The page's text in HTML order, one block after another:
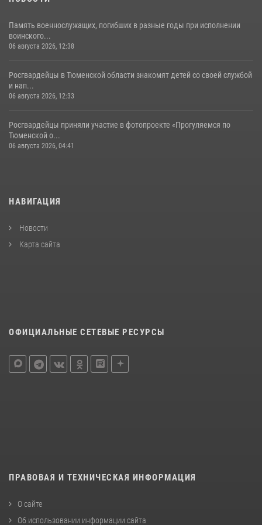
Память военнослужащих, погибших в разные годы при исполнении
воинского...
06 августа 2026, 12:38
Росгвардейцы в Тюменской области знакомят детей со своей службой
и нап...
06 августа 2026, 12:33
Росгвардейцы приняли участие в фотопроекте «Прогуляемся по
Тюменской о...
06 августа 2026, 04:41
НАВИГАЦИЯ
Новости
Карта сайта
ОФИЦИАЛЬНЫЕ СЕТЕВЫЕ РЕСУРСЫ
ПРАВОВАЯ И ТЕХНИЧЕСКАЯ ИНФОРМАЦИЯ
О сайте
Об использовании информации сайта